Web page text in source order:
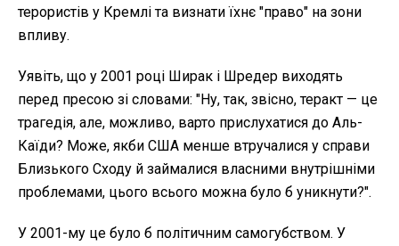
терористів у Кремлі та визнати їхнє "право" на зони
впливу.
Уявіть, що у 2001 році Ширак і Шредер виходять
перед пресою зі словами: "Ну, так, звісно, теракт — це
трагедія, але, можливо, варто прислухатися до Аль-
Каїди? Може, якби США менше втручалися у справи
Близького Сходу й займалися власними внутрішніми
проблемами, цього всього можна було б уникнути?".
У 2001-му це було б політичним самогубством. У